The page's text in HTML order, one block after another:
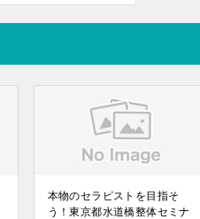
本物のセラピストを目指そ
う！東京都水道橋整体セミナ